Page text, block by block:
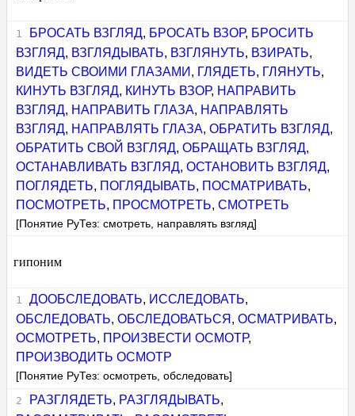
БРОСАТЬ ВЗГЛЯД, БРОСАТЬ ВЗОР, БРОСИТЬ
ВЗГЛЯД, ВЗГЛЯДЫВАТЬ, ВЗГЛЯНУТЬ, ВЗИРАТЬ,
ВИДЕТЬ СВОИМИ ГЛАЗАМИ , ГЛЯДЕТЬ, ГЛЯНУТЬ,
КИНУТЬ ВЗГЛЯД, КИНУТЬ ВЗОР, НАПРАВИТЬ
ВЗГЛЯД, НАПРАВИТЬ ГЛАЗА, НАПРАВЛЯТЬ
ВЗГЛЯД, НАПРАВЛЯТЬ ГЛАЗА,ОБРАТИТЬ ВЗГЛЯД,
ОБРАТИТЬ СВОЙ ВЗГЛЯД,ОБРАЩАТЬ ВЗГЛЯД,
ОСТАНАВЛИВАТЬ ВЗГЛЯД,ОСТАНОВИТЬ ВЗГЛЯД,
ПОГЛЯДЕТЬ, ПОГЛЯДЫВАТЬ, ПОСМАТРИВАТЬ,
ПОСМОТРЕТЬ, ПРОСМОТРЕТЬ,СМОТРЕТЬ
[Понятие РуТез: смотреть, направлять взгляд]
гипоним
ДООБСЛЕДОВАТЬ, ИССЛЕДОВАТЬ,
ОБСЛЕДОВАТЬ,ОБСЛЕДОВАТЬСЯ ,ОСМАТРИВАТЬ,
ОСМОТРЕТЬ, ПРОИЗВЕСТИ ОСМОТР,
ПРОИЗВОДИТЬ ОСМОТР
[Понятие РуТез: осмотреть, обследовать]
РАЗГЛЯДЕТЬ, РАЗГЛЯДЫВАТЬ,